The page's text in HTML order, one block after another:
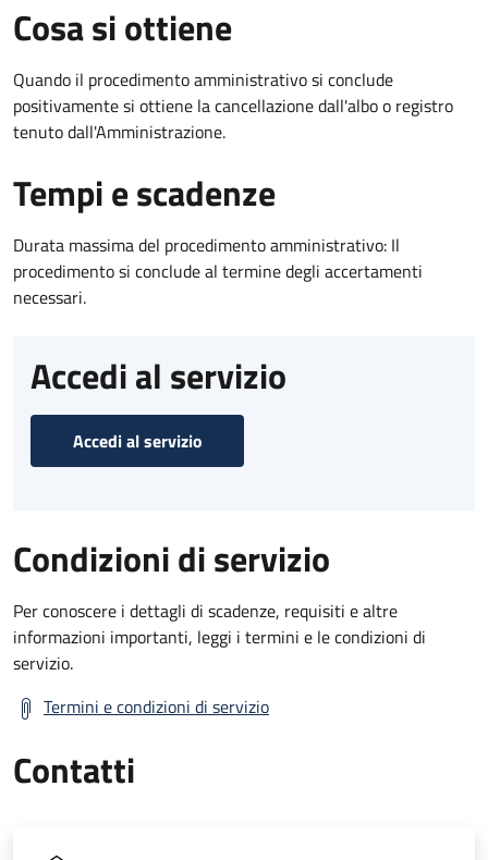
Cosa si ottiene
Quando il procedimento amministrativo si conclude
positivamente si ottiene la cancellazione dall'albo o registro
tenuto dall'Amministrazione.
Tempi e scadenze
Durata massima del procedimento amministrativo: Il
procedimento si conclude al termine degli accertamenti
necessari.
Accedi al servizio
Accedi al servizio
Condizioni di servizio
Per conoscere i dettagli di scadenze, requisiti e altre
informazioni importanti, leggi i termini e le condizioni di
servizio.
Termini e condizioni di servizio
Contatti